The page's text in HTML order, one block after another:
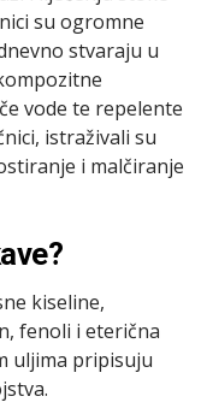
su ogromne
stvaraju u
vode te repelente
istraživali su
i malčiranje
kiseline,
fenoli i eterična
uljima pripisuju